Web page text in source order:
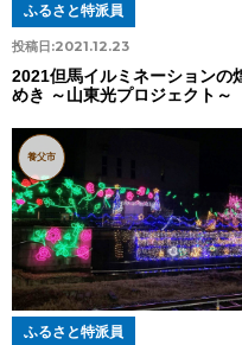
投稿日:2021.12.23
ふるさと特派員
2021但馬イルミネーションの
めき ～山東光プロジェクト～
養父市
ふるさと特派員